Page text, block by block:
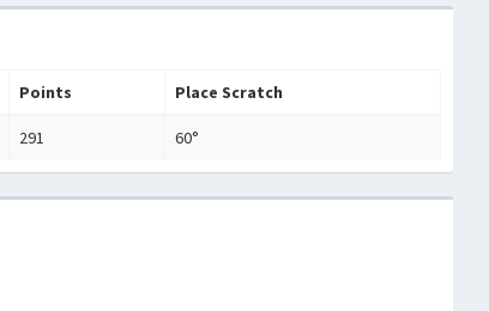
Points Place Scratch
291 60°